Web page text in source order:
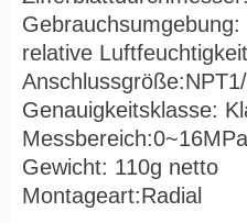
Gebrauchsumgebung:
relative
Genauigkeitsklasse:
Gewicht: 110g netto
Montageart:Radial